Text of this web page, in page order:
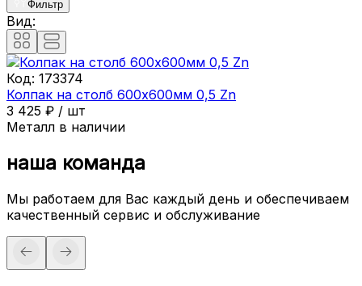
Фильтр
Вид:
Код: 173374
Колпак на столб 600х600мм 0,5 Zn
3 425 ₽ / шт
Металл в наличии
наша команда
Мы работаем для Вас каждый день и обеспечиваем
качественный сервис и обслуживание